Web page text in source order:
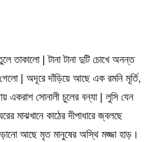
তাকালো | টানা টানা দুটি চোখে অনন্ত
গেলো | অদূরে দাঁড়িয়ে আছে এক রমনি মূর্তি,
একরাশ সোনালী চুলের বন্যা | লুসি যেন
মাঝখানে কাঠের দীপাধারে জ্বলছে
আছে মৃত মানুষের অস্থি মজ্জা হাড়।